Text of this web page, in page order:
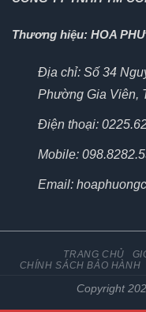
Thương hiệu: HOA
Địa chỉ: Số 34
Phường Gia Viên,
Điện thoại:
Mobile:
Email:
TRANG CHỦ
CHÍNH SÁCH BẢO HÀNH
Copyright